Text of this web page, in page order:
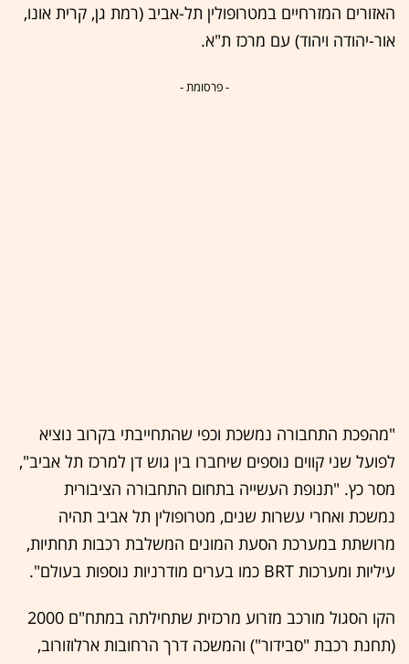
האזורים המזרחיים במטרופולין תל-אביב (רמת גן, קרית אונו,
אור-יהודה ויהוד) עם מרכז ת"א.
- פרסומת -
"מהפכת התחבורה נמשכת וכפי שהתחייבתי בקרוב נוציא
לפועל שני קווים נוספים שיחברו בין גוש דן למרכז תל אביב",
מסר כץ. "תנופת העשייה בתחום התחבורה הציבורית
נמשכת ואחרי עשרות שנים, מטרופולין תל אביב תהיה
מרושתת במערכת הסעת המונים המשלבת רכבות תחתיות,
עיליות ומערכות BRT כמו בערים מודרניות נוספות בעולם".
הקו הסגול מורכב מזרוע מרכזית שתחילתה במתח"ם 2000
(תחנת רכבת "סבידור") והמשכה דרך הרחובות ארלוזורוב,